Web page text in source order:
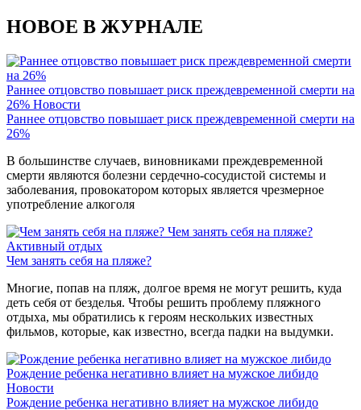
НОВОЕ В ЖУРНАЛЕ
Раннее отцовство повышает риск преждевременной смерти на
26% Новости
Раннее отцовство повышает риск преждевременной смерти на
26%
В большинстве случаев, виновниками преждевременной
смерти являются болезни сердечно-сосудистой системы и
заболевания, провокатором которых является чрезмерное
употребление алкоголя
Чем занять себя на пляже?
Активный отдых
Чем занять себя на пляже?
Многие, попав на пляж, долгое время не могут решить, куда
деть себя от безделья. Чтобы решить проблему пляжного
отдыха, мы обратились к героям нескольких известных
фильмов, которые, как известно, всегда падки на выдумки.
Рождение ребенка негативно влияет на мужское либидо
Новости
Рождение ребенка негативно влияет на мужское либидо